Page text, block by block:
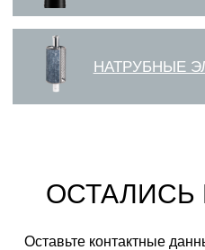
Оставьте контактные